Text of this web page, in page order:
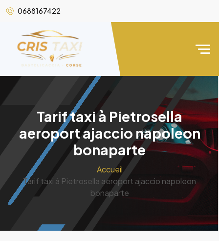
0688167422
Tarif taxi à Pietrosella
aeroport ajaccio napoleon
bonaparte
Accueil
Tarif taxi à Pietrosella aeroport ajaccio napoleon
bonaparte